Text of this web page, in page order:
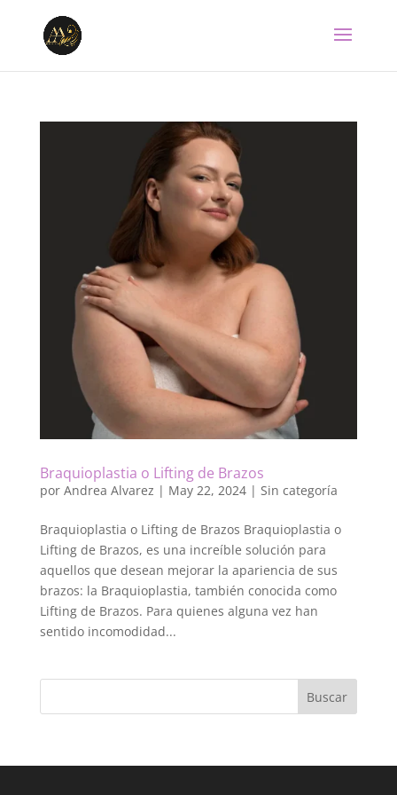
Braquioplastia o Lifting de Brazos
por Andrea Alvarez | May 22, 2024| Sin categoría
Braquioplastia o Lifting de Brazos Braquioplastia o
Lifting de Brazos, es una increíble solución para
aquellos que desean mejorar la apariencia de sus
brazos: la Braquioplastia, también conocida como
Lifting de Brazos. Para quienes alguna vez han
sentido incomodidad...
Buscar